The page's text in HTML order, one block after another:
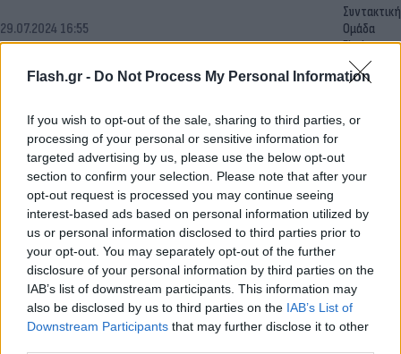
Flash.gr - Do Not Process My Personal Information
If you wish to opt-out of the sale, sharing to third parties, or
processing of your personal or sensitive information for
targeted advertising by us, please use the below opt-out
section to confirm your selection. Please note that after your
opt-out request is processed you may continue seeing
interest-based ads based on personal information utilized by
us or personal information disclosed to third parties prior to
your opt-out. You may separately opt-out of the further
disclosure of your personal information by third parties on the
IAB’s list of downstream participants. This information may
also be disclosed by us to third parties on the IAB’s List of
Downstream Participants that may further disclose it to other
29.07.2024 16:55
Συντακτική
Ομάδα
Flash.gr
ΣΤΟΙΧΗΜΑ: Κερδίζει ο Τσιτσιπάς, ντέρμπι από τα
παλιά στο τένις